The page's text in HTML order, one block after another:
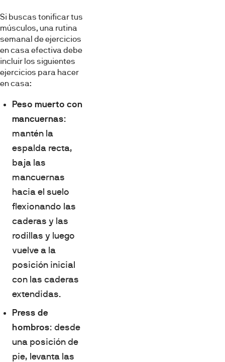
Si buscas tonificar tus
músculos, una rutina
semanal de ejercicios
en casa efectiva debe
incluir los siguientes
ejercicios para hacer
en casa:
Peso muerto con
mancuernas:
mantén la
espalda recta,
baja las
mancuernas
hacia el suelo
flexionando las
caderas y las
rodillas y luego
vuelve a la
posición inicial
con las caderas
extendidas.
Press de
hombros: desde
una posición de
pie, levanta las